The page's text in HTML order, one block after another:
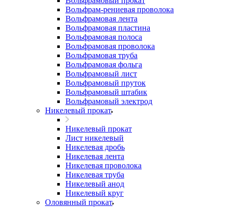
Вольфрам-рениевая проволока
Вольфрамовая лента
Вольфрамовая пластина
Вольфрамовая полоса
Вольфрамовая проволока
Вольфрамовая труба
Вольфрамовая фольга
Вольфрамовый лист
Вольфрамовый пруток
Вольфрамовый штабик
Вольфрамовый электрод
Никелевый прокат
Никелевый прокат
Лист никелевый
Никелевая дробь
Никелевая лента
Никелевая проволока
Никелевая труба
Никелевый анод
Никелевый круг
Оловянный прокат